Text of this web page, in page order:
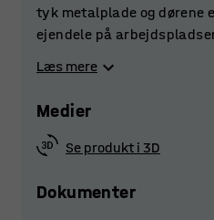
tyk metalplade og dørene
ejendele på
kabinettets top og bund
Vælg mellem en række
skræddersyet
Læs mere
Medier
Se produkt i 3D
Dokumenter